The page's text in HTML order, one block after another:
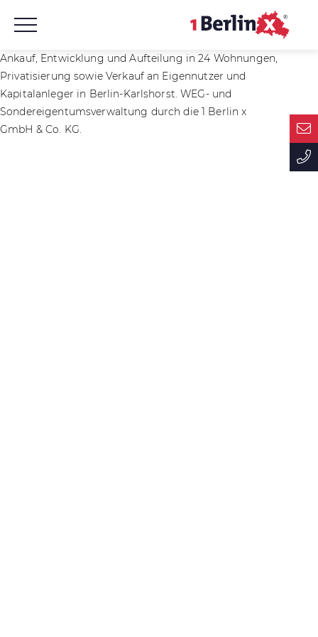
Ankauf, Entwicklung und Aufteilung in 24 Wohnungen,
Privatisierung sowie Verkauf an Eigennutzer und
Kapitalanleger in Berlin-Karlshorst. WEG- und
Sondereigentumsverwaltung durch die 1 Berlin x
GmbH & Co. KG.